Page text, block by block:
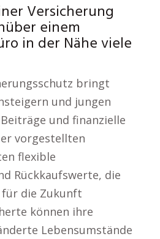
Versicherung
einem
in der Nähe viele
bringt
und jungen
und finanzielle
vorgestellten
flexible
Rückkaufswerte, die
für die Zukunft
können ihre
Lebensumstände